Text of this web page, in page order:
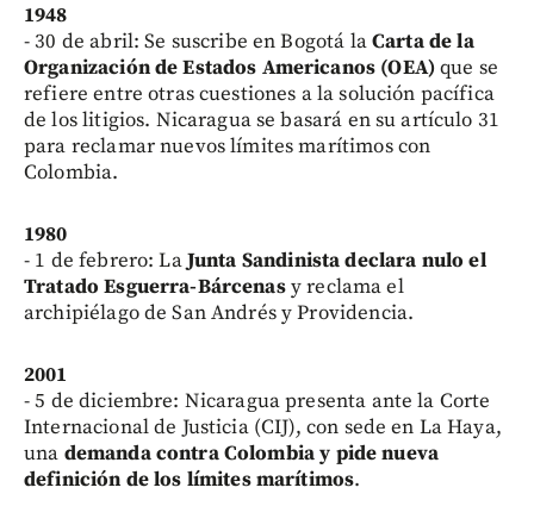
1948
- 30 de abril: Se suscribe en Bogotá laCarta de la
Organización de Estados Americanos (OEA)que se
refiere entre otras cuestiones a la solución pacífica
de los litigios. Nicaragua se basará en su artículo 31
para reclamar nuevos límites marítimos con
Colombia.
1980
- 1 de febrero: LaJunta Sandinista declara nulo el
Tratado Esguerra-Bárcenasy reclama el
archipiélago de San Andrés y Providencia.
2001
- 5 de diciembre: Nicaragua presenta ante la Corte
Internacional de Justicia (CIJ), con sede en La Haya,
una demanda contra Colombia y pide nueva
definición de los límites marítimos.